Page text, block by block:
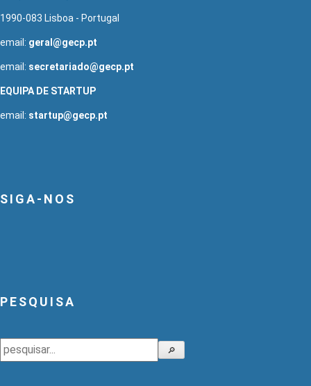
1990-083 Lisboa - Portugal
email: geral@gecp.pt
email: secretariado@gecp.pt
EQUIPA DE STARTUP
email: startup@gecp.pt
SIGA-NOS
PESQUISA
Pesquisar 🔎